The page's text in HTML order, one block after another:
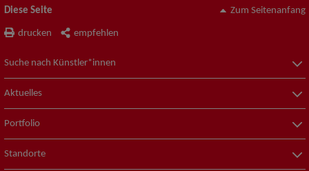
Diese Seite
drucken empfehlen
Zum Seitenanfang
Suche nach Künstler*innen
Aktuelles
Portfolio
Standorte